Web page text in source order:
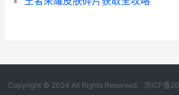
Copyright © 2024 All Rights Reserved. 京ICP备